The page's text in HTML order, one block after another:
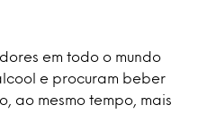
em todo o mundo
e procuram beber
ao mesmo tempo, mais